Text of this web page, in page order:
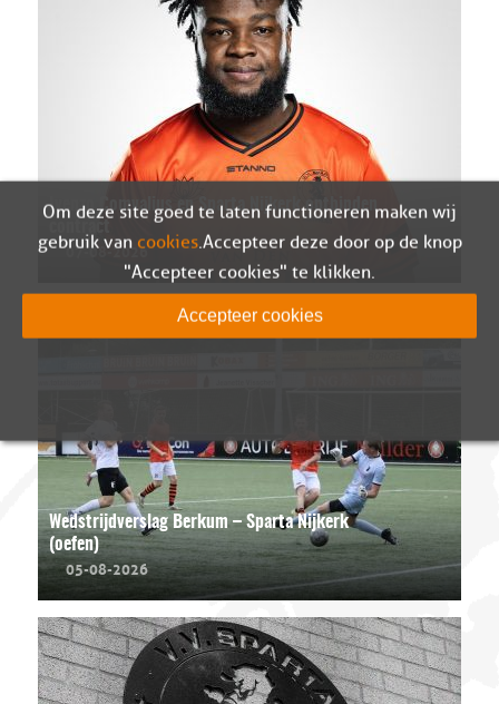
Ivenzo Comvalius en Sparta Nijkerk ontbinden
07-08-2026
Wedstrijdverslag Berkum – Sparta Nijkerk
(oefen)
05-08-2026
Om deze site goed te laten functioneren maken wij
gebruik van cookies. Accepteer deze door op de knop
"Accepteer cookies" te klikken.
Accepteer cookies